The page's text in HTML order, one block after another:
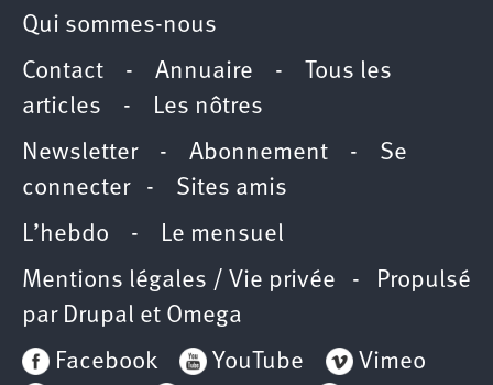
Qui sommes-nous
Contact - Annuaire -
Tous les
articles -
Les nôtres
Newsletter- Abonnement - Se
connecter- Sites amis
L’hebdo -
Le mensuel
Mentions légales / Vie privée - Propulsé
par Drupal et Omega
Facebook
YouTube
Vimeo